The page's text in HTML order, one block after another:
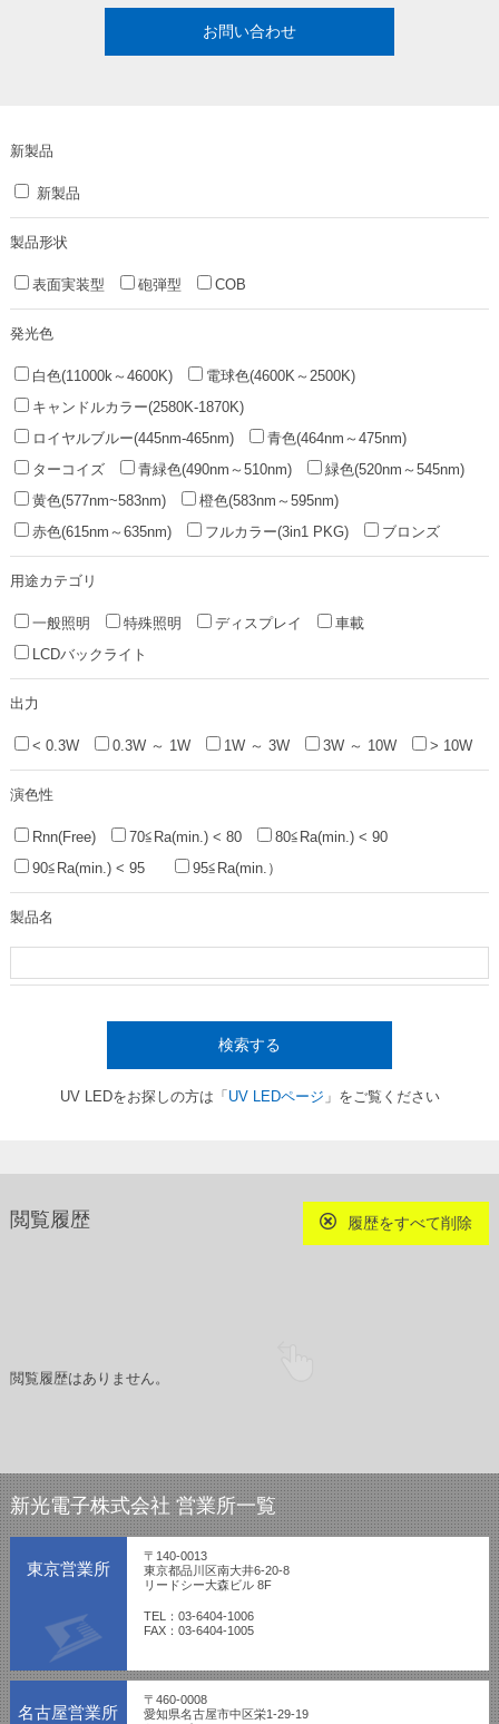
お問い合わせ
新製品
新製品
製品形状
表面実装型 砲弾型 COB
発光色
白色(11000k～4600K)
電球色(4600K～2500K)
キャンドルカラー(2580K-1870K)
ロイヤルブルー(445nm-465nm)
青色(464nm～475nm)
ターコイズ
青緑色(490nm～510nm)
緑色(520nm～545nm)
黄色(577nm~583nm)
橙色(583nm～595nm)
赤色(615nm～635nm)
フルカラー(3in1 PKG) ブロンズ
用途カテゴリ
一般照明 特殊照明 ディスプレイ
車載
LCDバックライト
出力
< 0.3W 0.3W ～ 1W 1W ～ 3W 3W ～ 10W > 10W
演色性
Rnn(Free) 70≦Ra(min.) < 80
80≦Ra(min.) < 90
90≦Ra(min.) < 95
95≦Ra(min.）
製品名
検索する
UV LEDをお探しの方は「 UV LEDページ 」をご覧ください
閲覧履歴 履歴をすべて削除
閲覧履歴はありません。
新光電子株式会社 営業所一覧
東京営業所
〒140-0013
東京都品川区南大井6-20-8
リードシー大森ビル 8F
TEL：03-6404-1006
FAX：03-6404-1005
名古屋営業所
〒460-0008
愛知県名古屋市中区栄1-29-19